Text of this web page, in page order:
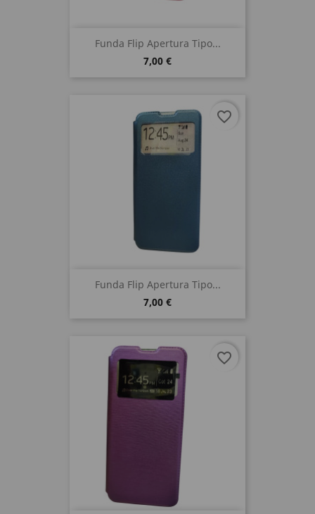
Funda Flip Apertura Tipo...
7,00 €
Funda Flip Apertura Tipo...
7,00 €
favorite_border
favorite_border